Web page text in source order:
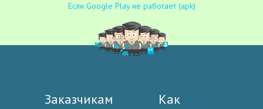
Если Google Play не работает (apk)
Заказчикам
Как